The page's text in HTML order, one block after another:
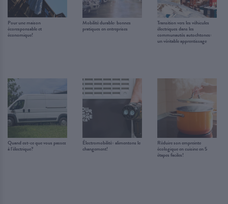
Pour une maison
écoresponsable et
économique!
Mobilité durable: bonnes
pratiques en entreprises
Transition vers les véhicules
électriques dans les
communautés autochtones:
un véritable apprentissage
Quand est-ce que vous passez
à l’électrique?
Électromobilité : alimentons le
changement!
Réduire son empreinte
écologique en cuisine en 5
étapes faciles!